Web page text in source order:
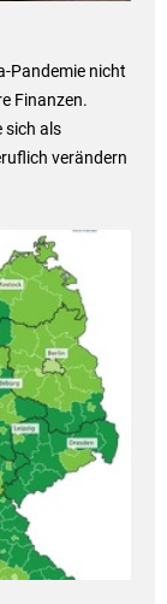
Pandemie nicht
Finanzen.
sich als
verändern